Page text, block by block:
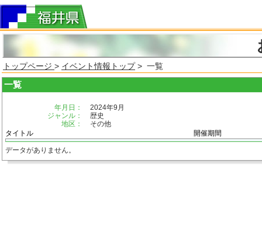
トップページ > イベント情報トップ> 一覧
一覧
年月日：
2024年9月
ジャンル：
歴史
地区：
その他
タイトル
開催期間
データがありません。